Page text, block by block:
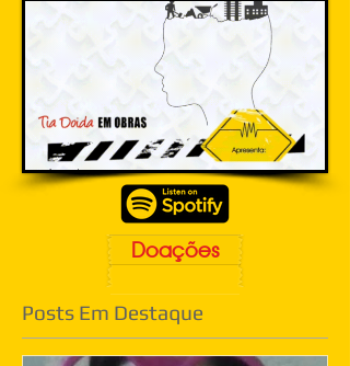
Doações
Posts Em Destaque